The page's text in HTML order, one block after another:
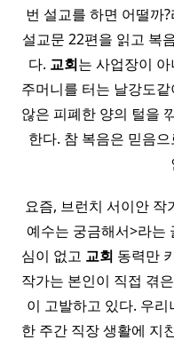
번 설교를 하면 어떨까
설교문 22편을 읽고 복
다. 교회는 사업장이
주머니를 터는 날강도
않은 피폐한 양의 털을
한다. 참 복음은 믿음
요즘, 브런치 서이안 작
예수는 궁금해서>라는
심이 없고 교회 동력만
작가는 본인이 직접 겪
이 고발하고 있다. 우리
한 주간 직장 생활에 지